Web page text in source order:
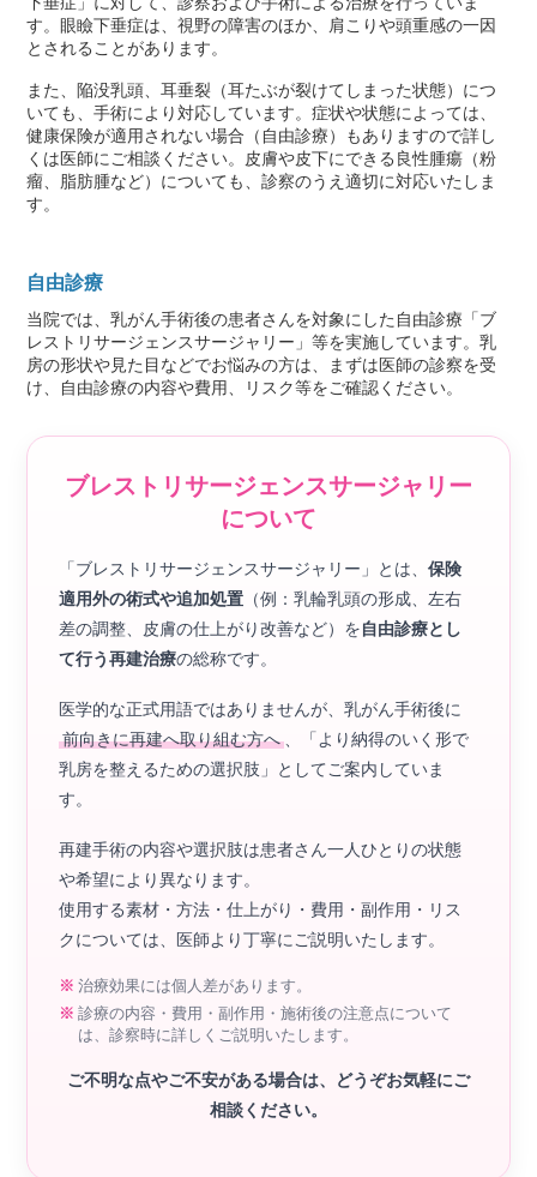
す。眼瞼下垂症は、視野の障害のほか、肩こりや頭重感の一因
とされることがあります。
また、陥没乳頭、耳垂裂（耳たぶが裂けてしまった状態）につ
いても、手術により対応しています。症状や状態によっては、
健康保険が適用されない場合（自由診療）もありますので詳し
くは医師にご相談ください。皮膚や皮下にできる良性腫瘍（粉
瘤、脂肪腫など）についても、診察のうえ適切に対応いたしま
す。
自由診療
当院では、乳がん手術後の患者さんを対象にした自由診療「ブ
レストリサージェンスサージャリー」等を実施しています。乳
房の形状や見た目などでお悩みの方は、まずは医師の診察を受
け、自由診療の内容や費用、リスク等をご確認ください。
ブレストリサージェンスサージャリー
について
「ブレストリサージェンスサージャリー」とは、保険
適用外の術式や追加処置 （例：乳輪乳頭の形成、左右
差の調整、皮膚の仕上がり改善など）を自由診療とし
て行う再建治療の総称です。
医学的な正式用語ではありませんが、乳がん手術後に
前向きに再建へ取り組む方へ
、「より納得のいく形で
乳房を整えるための選択肢」としてご案内していま
す。
再建手術の内容や選択肢は患者さん一人ひとりの状態
や希望により異なります。
使用する素材・方法・仕上がり・費用・副作用・リス
クについては、医師より丁寧にご説明いたします。
治療効果には個人差があります。
診療の内容・費用・副作用・施術後の注意点について
は、診察時に詳しくご説明いたします。
ご不明な点やご不安がある場合は、どうぞお気軽にご
相談ください。